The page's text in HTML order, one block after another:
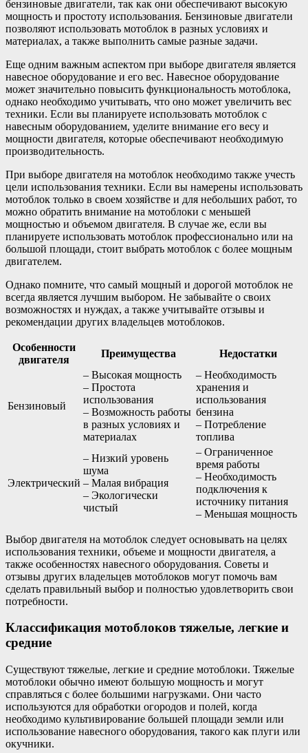
бензиновые двигатели, так как они обеспечивают высокую
мощность и простоту использования. Бензиновые двигатели
позволяют использовать мотоблок в разных условиях и
материалах, а также выполнить самые разные задачи.
Еще одним важным аспектом при выборе двигателя является
навесное оборудование и его вес. Навесное оборудование
может значительно повысить функциональность мотоблока,
однако необходимо учитывать, что оно может увеличить вес
техники. Если вы планируете использовать мотоблок с
навесным оборудованием, уделите внимание его весу и
мощности двигателя, которые обеспечивают необходимую
производительность.
При выборе двигателя на мотоблок необходимо также учесть
цели использования техники. Если вы намерены использовать
мотоблок только в своем хозяйстве и для небольших работ, то
можно обратить внимание на мотоблоки с меньшей
мощностью и объемом двигателя. В случае же, если вы
планируете использовать мотоблок профессионально или на
большой площади, стоит выбрать мотоблок с более мощным
двигателем.
Однако помните, что самый мощный и дорогой мотоблок не
всегда является лучшим выбором. Не забывайте о своих
возможностях и нуждах, а также учитывайте отзывы и
рекомендации других владельцев мотоблоков.
Особенности
двигателя
Преимущества Недостатки
Бензиновый
– Высокая мощность
– Простота
использования
– Возможность работы
в разных условиях и
материалах
– Необходимость
хранения и
использования
бензина
– Потребление
топлива
Электрический
– Низкий уровень
шума
– Малая вибрация
– Экологически
чистый
– Ограниченное
время работы
– Необходимость
подключения к
источнику питания
– Меньшая мощность
Выбор двигателя на мотоблок следует основывать на целях
использования техники, объеме и мощности двигателя, а
также особенностях навесного оборудования. Советы и
отзывы других владельцев мотоблоков могут помочь вам
сделать правильный выбор и полностью удовлетворить свои
потребности.
Классификация мотоблоков тяжелые, легкие и
средние
Существуют тяжелые, легкие и средние мотоблоки. Тяжелые
мотоблоки обычно имеют большую мощность и могут
справляться с более большими нагрузками. Они часто
используются для обработки огородов и полей, когда
необходимо культивирование большей площади земли или
использование навесного оборудования, такого как плуги или
окучники.